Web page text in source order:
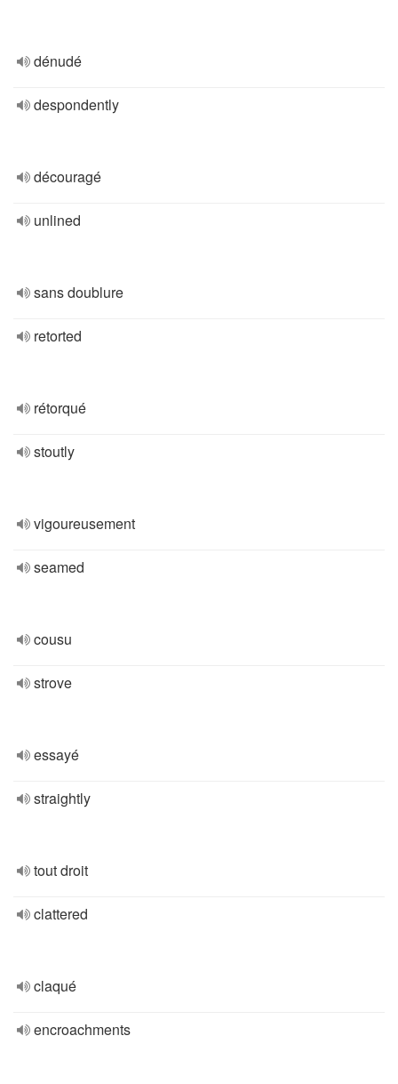
dénudé
despondently
découragé
unlined
sans doublure
retorted
rétorqué
stoutly
vigoureusement
seamed
cousu
strove
essayé
straightly
tout droit
clattered
claqué
encroachments